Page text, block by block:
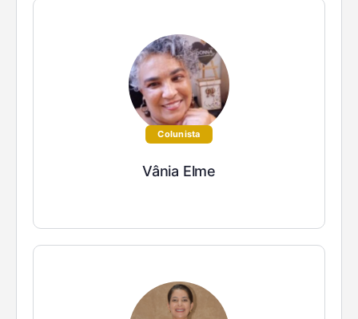
Colunista
Vânia Elme